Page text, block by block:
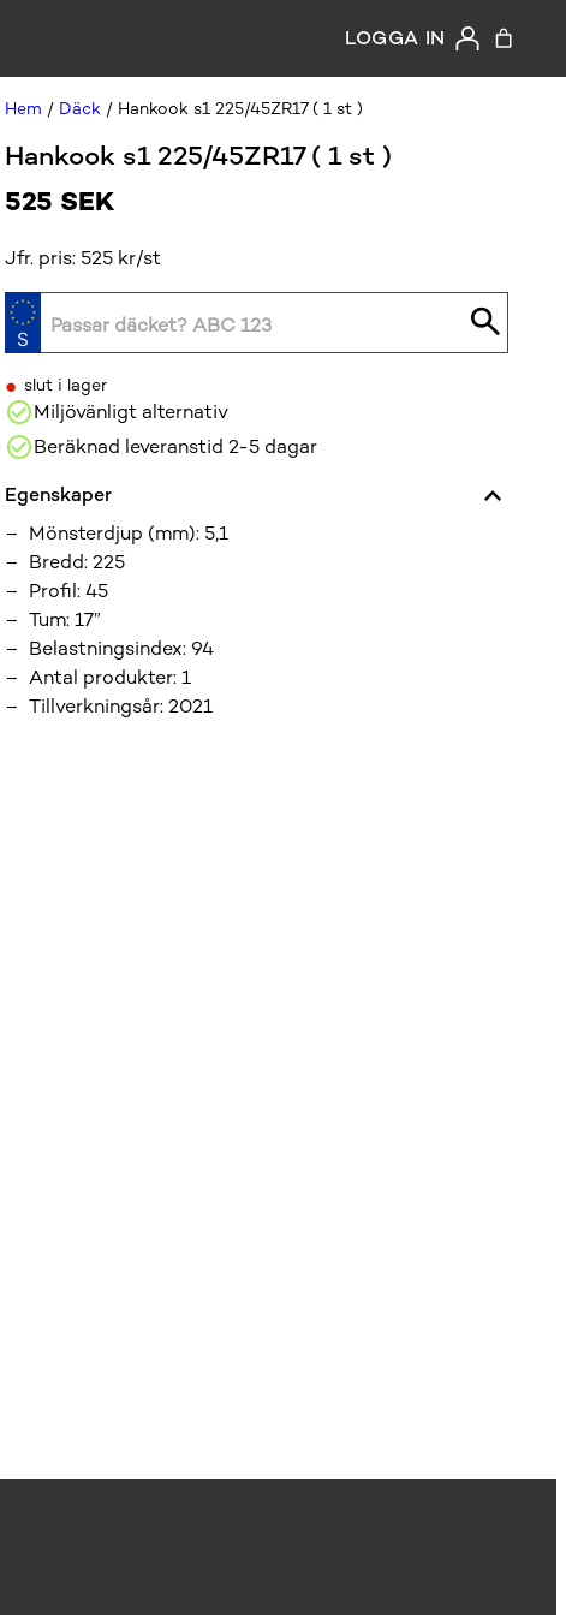
LOGGA IN
Hem / Däck / Hankook s1 225/45ZR17 ( 1 st )
Hankook s1 225/45ZR17 ( 1 st )
525 SEK
Jfr. pris: 525 kr/st
• slut i lager
Miljövänligt alternativ
Beräknad leveranstid 2-5 dagar
Egenskaper
Mönsterdjup (mm): 5,1
Bredd:225
Profil:45
Tum:17”
Belastningsindex: 94
Antal produkter:1
Tillverkningsår:2021